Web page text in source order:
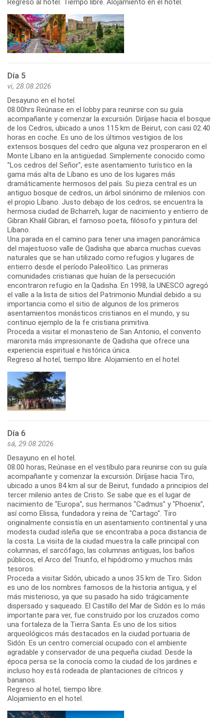
Regreso al hotel. Tiempo libre. Alojamiento en el hotel.
Día 5
vi, 28.08.2026
Desayuno en el hotel.
08.00hrs Reúnase en el lobby para reunirse con su guía
acompañante y comenzar la excursión. Diríjase hacia el bosque
de los Cedros, ubicado a unos 115 km de Beirut, con casi 02.40
horas en coche. Es uno de los últimos vestigios de los
extensos bosques del cedro que alguna vez prosperaron en el
Monte Líbano en la antigüedad. Simplemente conocido como
"Los cedros del Señor", este asentamiento turístico en la
gama más alta de Líbano es uno de los lugares más
dramáticamente hermosos del país. Su pieza central es un
antiguo bosque de cedros, un árbol sinónimo de milenios con
el propio Líbano. Justo debajo de los cedros, se encuentra la
hermosa ciudad de Bcharreh, lugar de nacimiento y entierro de
Gibran Khalil Gibran, el famoso poeta, filósofo y pintura del
Líbano.
Una parada en el camino para tener una imagen panorámica
del majestuoso valle de Qadisha que abarca muchas cuevas
naturales que se han utilizado como refugios y lugares de
entierro desde el período Paleolítico. Las primeras
comunidades cristianas que huían de la persecución
encontraron refugio en la Qadisha. En 1998, la UNESCO agregó
el valle a la lista de sitios del Patrimonio Mundial debido a su
importancia como el sitio de algunos de los primeros
asentamientos monásticos cristianos en el mundo, y su
continuo ejemplo de la fe cristiana primitiva.
Proceda a visitar el monasterio de San Antonio, el convento
maronita más impresionante de Qadisha que ofrece una
experiencia espiritual e histórica única.
Regreso al hotel, tiempo libre. Alojamiento en el hotel.
Día 6
sá, 29.08.2026
Desayuno en el hotel.
08.00 horas, Reúnase en el vestíbulo para reunirse con su guía
acompañante y comenzar la excursión. Diríjase hacia Tiro,
ubicado a unos 84 km al sur de Beirut, fundado a principios del
tercer milenio antes de Cristo. Se sabe que es el lugar de
nacimiento de "Europa", sus hermanos "Cadmus" y "Phoenix",
así como Elissa, fundadora y reina de "Cartago". Tiro
originalmente consistía en un asentamiento continental y una
modesta ciudad isleña que se encontraba a poca distancia de
la costa. La visita de la ciudad muestra la calle principal con
columnas, el sarcófago, las columnas antiguas, los baños
públicos, el Arco del Triunfo, el hipódromo y muchos más
tesoros.
Proceda a visitar Sidón, ubicado a unos 35 km de Tiro. Sidon
es uno de los nombres famosos de la historia antigua, y el
más misterioso, ya que su pasado ha sido trágicamente
dispersado y saqueado. El Castillo del Mar de Sidón es lo más
importante para ver, fue construido por los cruzados como
una fortaleza de la Tierra Santa. Es uno de los sitios
arqueológicos más destacados en la ciudad portuaria de
Sidón. Es un centro comercial ocupado con el ambiente
agradable y conservador de una pequeña ciudad. Desde la
época persa se la conocía como la ciudad de los jardines e
incluso hoy está rodeada de plantaciones de cítricos y
bananos.
Regreso al hotel, tiempo libre.
Alojamiento en el hotel.